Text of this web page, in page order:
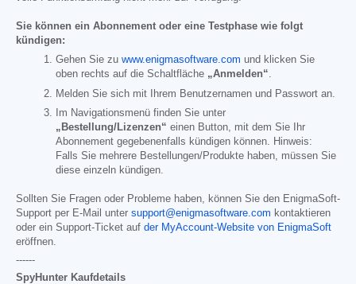
Sie können ein Abonnement oder eine Testphase wie folgt
kündigen:
Gehen Sie zu www.enigmasoftware.com und klicken Sie
oben rechts auf die Schaltfläche „Anmelden“.
Melden Sie sich mit Ihrem Benutzernamen und Passwort an.
Im Navigationsmenü finden Sie unter
„Bestellung/Lizenzen“ einen Button, mit dem Sie Ihr
Abonnement gegebenenfalls kündigen können. Hinweis:
Falls Sie mehrere Bestellungen/Produkte haben, müssen Sie
diese einzeln kündigen.
Sollten Sie Fragen oder Probleme haben, können Sie den EnigmaSoft-
Support per E-Mail unter support@enigmasoftware.com kontaktieren
oder ein Support-Ticket auf der MyAccount-Website von EnigmaSoft
eröffnen.
------
SpyHunter Kaufdetails